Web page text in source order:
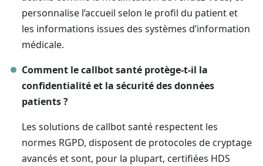
personnalise l’accueil selon le profil du patient et
les informations issues des systèmes d’information
médicale.
Comment le callbot santé protège-t-il la
confidentialité et la sécurité des données
patients ?
Les solutions de callbot santé respectent les
normes RGPD, disposent de protocoles de cryptage
avancés et sont, pour la plupart, certifiées HDS